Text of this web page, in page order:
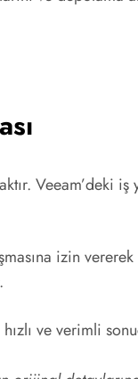
Veeam’deki
izin vererek
ve verimli